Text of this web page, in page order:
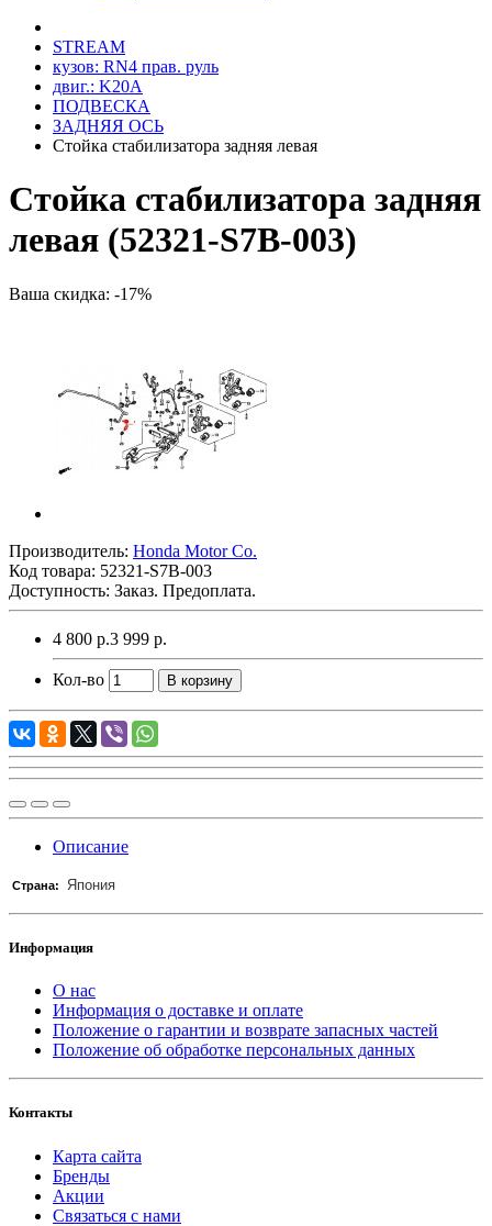
STREAM
кузов: RN4 прав. руль
двиг.: K20A
ПОДВЕСКА
ЗАДНЯЯ ОСЬ
Стойка стабилизатора задняя левая
Стойка стабилизатора задняя
левая (52321-S7B-003)
Ваша скидка: -17%
Производитель: Honda Motor Co.
Код товара: 52321-S7B-003
Доступность: Заказ. Предоплата.
4 800 р.3 999 р.
Кол-во В корзину
Описание
Страна: Япония
Информация
О нас
Информация о доставке и оплате
Положение о гарантии и возврате запасных частей
Положение об обработке персональных данных
Контакты
Карта сайта
Бренды
Акции
Связаться с нами